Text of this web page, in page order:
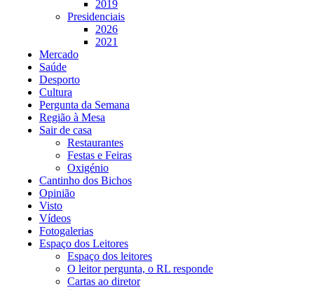
2019
Presidenciais
2026
2021
Mercado
Saúde
Desporto
Cultura
Pergunta da Semana
Região à Mesa
Sair de casa
Restaurantes
Festas e Feiras
Oxigénio
Cantinho dos Bichos
Opinião
Visto
Vídeos
Fotogalerias
Espaço dos Leitores
Espaço dos leitores
O leitor pergunta, o RL responde
Cartas ao diretor